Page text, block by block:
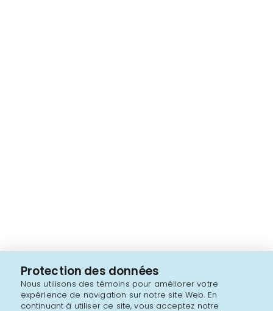
Protection des données
Nous utilisons des témoins pour améliorer votre
expérience de navigation sur notre site Web. En
continuant à utiliser ce site, vous acceptez notre